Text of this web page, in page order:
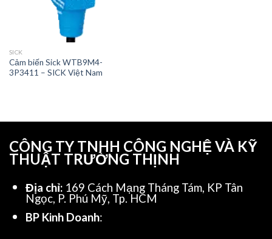
SICK
Cảm biến Sick WTB9M4-
3P3411 – SICK Việt Nam
CÔNG TY TNHH CÔNG NGHỆ VÀ KỸ
THUẬT TRƯỜNG THỊNH
Địa chỉ: 169 Cách Mạng Tháng Tám, KP Tân
Ngọc, P. Phú Mỹ, Tp. HCM
BP Kinh Doanh: